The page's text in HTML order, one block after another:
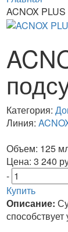
ACNOX PLUS
Категория:
Линия:
Объем: 125
Цена: 3 240
-
Купить
Описание: